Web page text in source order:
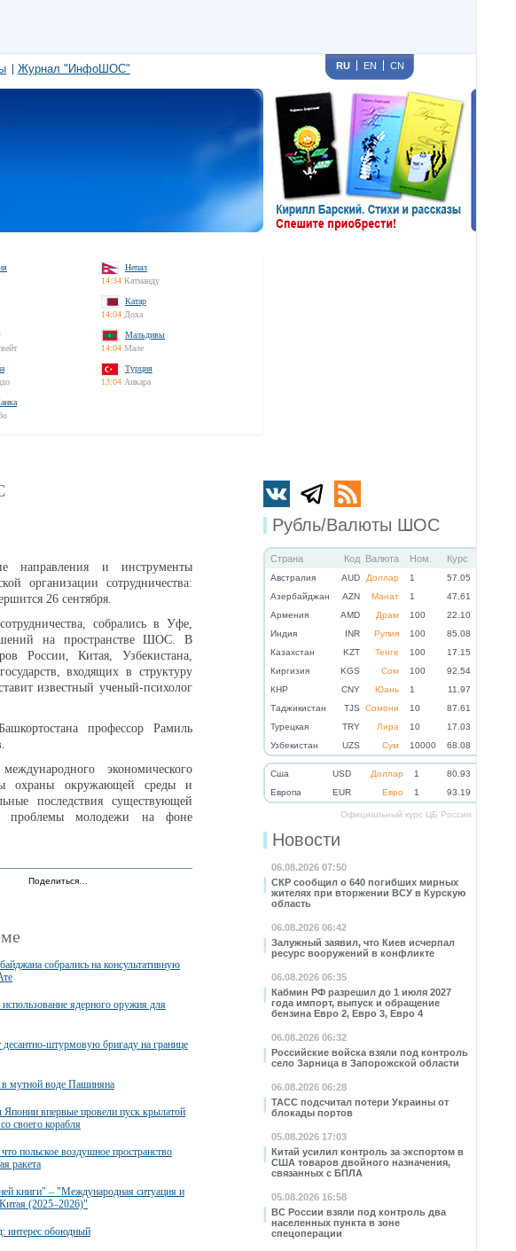
Журнал "ИнфоШОС" RU EN CN
Непал
14:34 Катманду
Катар
14:04 Доха
Мальдивы
14:04 Мале
Турция
13:04 Анкара
Рубль/Валюты ШОС
Страна Код Валюта Ном. Курс
Австралия AUD Доллар 1
57.05
Азербайджан
AZN Манат 1
47.61
Армения
AMD Драм 100
22.10
Индия
INR Рупия 100
85.08
Казахстан
KZT Тенге 100
17.15
Киргизия
KGS Сом 100
92.54
КНР
CNY Юань 1
11.97
Таджикистан
TJS Сомони 10
87.61
Турецкая
TRY Лира 10
17.03
Узбекистан
UZS Сум 10000 68.08
Cша USD Доллар 1
80.93
Eвропа
EUR Евро 1 93.19
Официальный курс ЦБ России
Новости
06.08.2026 07:50
СКР сообщил о 640 погибших мирных
жителях при вторжении ВСУ в Курскую
область
06.08.2026 06:42
Залужный заявил, что Киев исчерпал
ресурс вооружений в конфликте
06.08.2026 06:35
Кабмин РФ разрешил до 1 июля 2027
года импорт, выпуск и обращение
бензина Евро 2, Евро 3, Евро 4
06.08.2026 06:32
Российские войска взяли под контроль
село Зарница в Запорожской области
06.08.2026 06:28
ТАСС подсчитал потери Украины от
блокады портов
05.08.2026 17:03
Китай усилил контроль за экспортом в
США товаров двойного назначения,
связанных с БПЛА
05.08.2026 16:58
ВС России взяли под контроль два
населенных пункта в зоне
спецоперации
направления и инструменты
организации сотрудничества:
26 сентября.
собрались в Уфе,
на пространстве ШОС. В
России, Китая, Узбекистана,
входящих в структуру
известный ученый-психолог
профессор Рамиль
экономического
охраны окружающей среды и
последствия существующей
проблемы молодежи на фоне
Поделиться…
собрались на консультативную
ядерного оружия для
десантно-штурмовую бригаду на границе
мутной воде Пашиняна
впервые провели пуск крылатой
своего корабля
польское воздушное пространство
ракета
книги" – "Международная ситуация и
(2025–2026)"
интерес обоюдный